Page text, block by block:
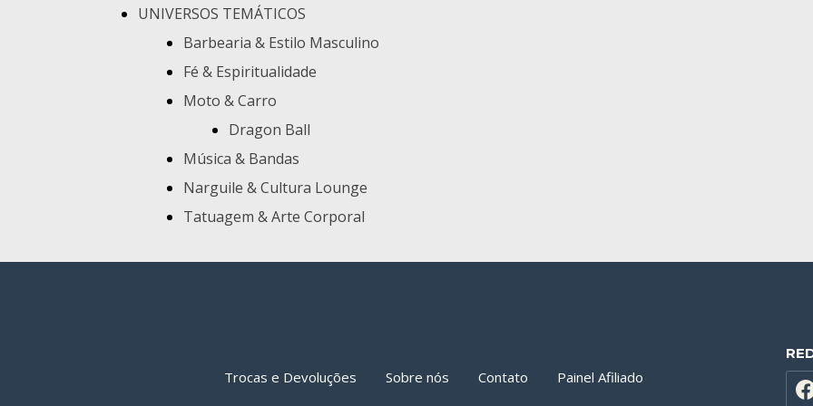
UNIVERSOS TEMÁTICOS
Barbearia & Estilo Masculino
Fé & Espiritualidade
Moto & Carro
Dragon Ball
Música & Bandas
Narguile & Cultura Lounge
Tatuagem & Arte Corporal
Trocas e Devoluções Sobre nós Contato Painel Afiliado